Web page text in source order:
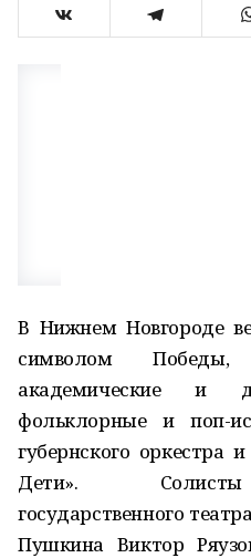
В Нижнем Новгороде
символом Победы,
академические и
фольклорные и поп-
губернского оркестра
Дети». Солисты
государственного
Пушкина Виктор